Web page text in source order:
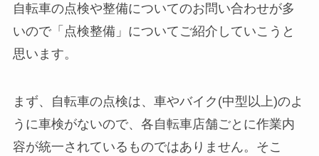
自転車の点検や整備についてのお問い合わせが多
いので「点検整備」についてご紹介していこうと
思います。
まず、自転車の点検は、車やバイク(中型以上)のよ
うに車検がないので、各自転車店舗ごとに作業内
容が統一されているものではありません。そこ